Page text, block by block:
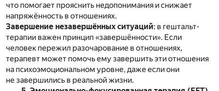
что помогает прояснить недопонимания и снижает
напряжённость в отношениях.
Завершение незавершённых ситуаций: в гештальт-
терапии важен принцип «завершённости». Если
человек пережил разочарование в отношениях,
терапевт может помочь ему завершить эти отношения
на психоэмоциональном уровне, даже если они
не завершились в реальной жизни.